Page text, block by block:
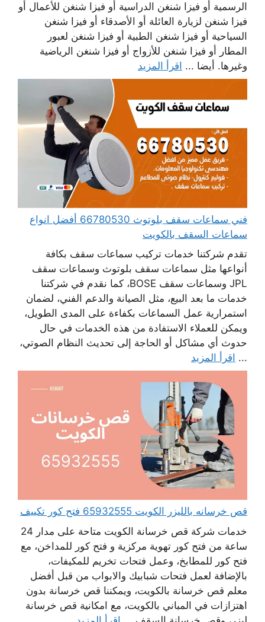
الرسمية أو فيزا شنغن الدراسية أو فيزا شنغن للأعمال أو
فيزا شنغن لزيارة العائلة أو الأصدقاء أو فيزا شنغن
السياحية أو فيزا شنغن الطبية أو فيزا شنغن لعبور
المطار أو فيزا شنغن للأزواج أو فيزا شنغن الرياضية
وغيرها. أيضا ... اقرأ المزيد
فني سماعات سقف بلوتوث 66780530 أفضل انواع
سماعات السقف بالكويت
تقدم شركتنا خدمات تركيب سماعات سقف بكافة
أنواعها مثل سماعات سقف بلوتوث وسماعات سقف
JPL وسماعات سقف BOSE، كما نقدم في شركتنا
خدمات ما بعد البيع، مثل الصيانة والدعم الفني، لضمان
استمرارية عمل السماعات بكفاءة على المدى الطويل،
ويمكن للعملاء الاستفادة من هذه الخدمات في حال
حدوث أي مشاكل أو الحاجة إلى تحديث النظام الصوتي،
... اقرأ المزيد
قص خرسانه بالليزر الكويت 65932555 فتح كور تكييف
خدمات شركة قص خرسانة الكويت متاحة على مدار 24
ساعة من فتح كور تهوية مركزية و فتح كور للمداخن، مع
فتح كور للمطابخ، وعمل فتحات تخريم للمكيفات،
بالإضافة لعمل فتحات شبابيك والابواب من قبل أفضل
معلم قص خرسانة بالكويت، ويمكننا قص خرسانة بدون
اهتزازات في المباني بالكويت، مع امكانية قص خرسانة